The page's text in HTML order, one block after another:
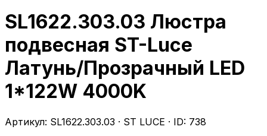
SL1622.303.03 Люстра
подвесная ST-Luce
Латунь/Прозрачный LED
1*122W 4000K
Артикул: SL1622.303.03 · ST LUCE · ID: 738